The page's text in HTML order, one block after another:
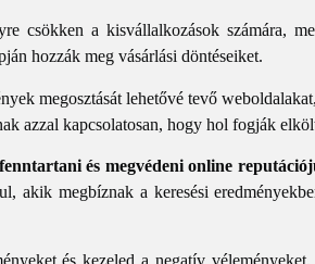
csökken a kisvállalkozások számára,
hozzák meg vásárlási döntéseiket.
megosztását lehetővé tevő
azzal kapcsolatosan, hogy hol fogják
és megvédeni online
akik megbíznak a keresési
és kezeled a negatív